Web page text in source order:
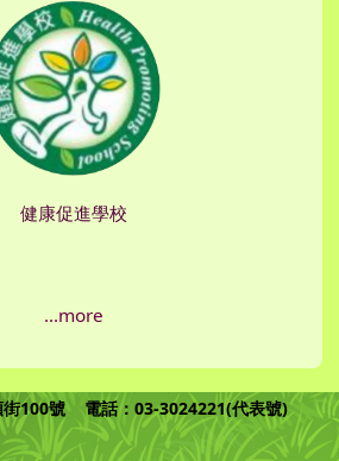
健康促進學校
...more
街100號 電話：03-3024221(代表號)